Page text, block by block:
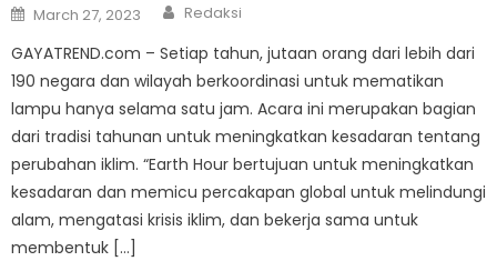
Posted
on
March 27, 2023 Author
Redaksi
GAYATREND.com – Setiap tahun, jutaan orang dari lebih dari
190 negara dan wilayah berkoordinasi untuk mematikan
lampu hanya selama satu jam. Acara ini merupakan bagian
dari tradisi tahunan untuk meningkatkan kesadaran tentang
perubahan iklim. “Earth Hour bertujuan untuk meningkatkan
kesadaran dan memicu percakapan global untuk melindungi
alam, mengatasi krisis iklim, dan bekerja sama untuk
membentuk […]